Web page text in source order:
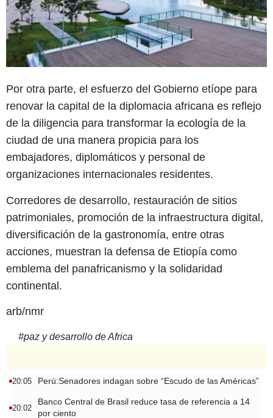
Por otra parte, el esfuerzo del Gobierno etíope para
renovar la capital de la diplomacia africana es reflejo
de la diligencia para transformar la ecología de la
ciudad de una manera propicia para los
embajadores, diplomáticos y personal de
organizaciones internacionales residentes.
Corredores de desarrollo, restauración de sitios
patrimoniales, promoción de la infraestructura digital,
diversificación de la gastronomía, entre otras
acciones, muestran la defensa de Etiopía como
emblema del panafricanismo y la solidaridad
continental.
arb/nmr
#paz y desarrollo de Africa
20:05 Perú:Senadores indagan sobre “Escudo de las Américas”
20:02
Banco Central de Brasil reduce tasa de referencia a 14
por ciento